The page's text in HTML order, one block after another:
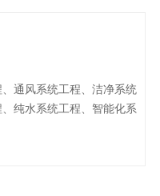
通风系统工程、洁净系统
纯水系统工程、智能化系